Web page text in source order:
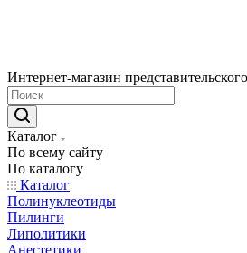
Интернет-магазин
Каталог
По всему сайту
По каталогу
Каталог
Полинуклеотиды
Пилинги
Липолитики
Анестетики